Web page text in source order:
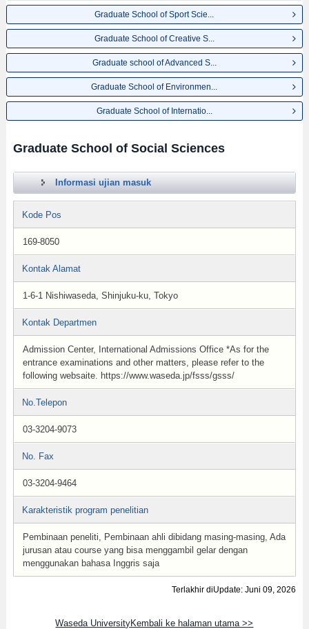
Graduate School of Sport Scie...
Graduate School of Creative S...
Graduate school of Advanced S...
Graduate School of Environmen...
Graduate School of Internatio...
Graduate School of Social Sciences
Informasi ujian masuk
Kode Pos
169-8050
Kontak Alamat
1-6-1 Nishiwaseda, Shinjuku-ku, Tokyo
Kontak Departmen
Admission Center, International Admissions Office *As for the
entrance examinations and other matters, please refer to the
following websaite. https://www.waseda.jp/fsss/gsss/
No.Telepon
03-3204-9073
No. Fax
03-3204-9464
Karakteristik program penelitian
Pembinaan peneliti, Pembinaan ahli dibidang masing-masing, Ada
jurusan atau course yang bisa menggambil gelar dengan
menggunakan bahasa Inggris saja
Terlakhir diUpdate: Juni 09, 2026
Waseda UniversityKembali ke halaman utama >>